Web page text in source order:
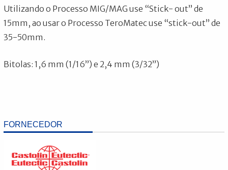
FORNECEDOR
Utilizando o Processo MIG/MAG use “Stick- out” de
15mm, ao usar o Processo TeroMatec use “stick-out” de
35-50mm.
Bitolas: 1,6 mm (1/16”) e 2,4 mm (3/32”)